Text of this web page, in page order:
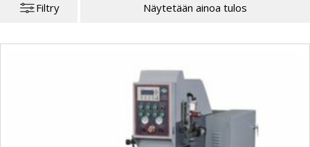
Filtry Näytetään ainoa tulos